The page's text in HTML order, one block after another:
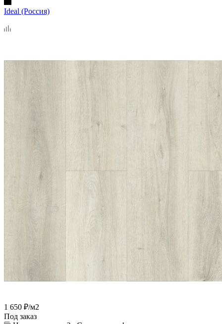
Ideal (Россия)
1 650 ₽/м2
Под заказ